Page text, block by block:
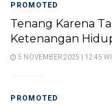
PROMOTED
Tenang Karena
Ketenangan
5 NOVEMBER 2025 | 12:45
PROMOTED